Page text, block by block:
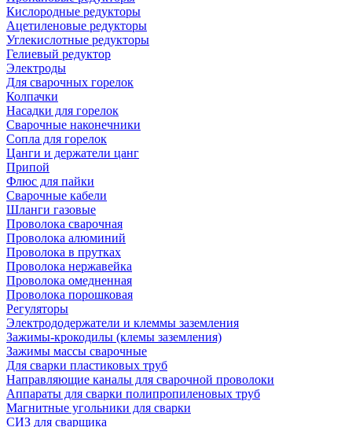
Кислородные редукторы
Ацетиленовые редукторы
Углекислотные редукторы
Гелиевый редуктор
Электроды
Для сварочных горелок
Колпачки
Насадки для горелок
Сварочные наконечники
Сопла для горелок
Цанги и держатели цанг
Припой
Флюс для пайки
Сварочные кабели
Шланги газовые
Проволока сварочная
Проволока алюминий
Проволока в прутках
Проволока нержавейка
Проволока омедненная
Проволока порошковая
Регуляторы
Электрододержатели и клеммы заземления
Зажимы-крокодилы (клемы заземления)
Зажимы массы сварочные
Для сварки пластиковых труб
Направляющие каналы для сварочной проволоки
Аппараты для сварки полипропиленовых труб
Магнитные угольники для сварки
СИЗ для сварщика